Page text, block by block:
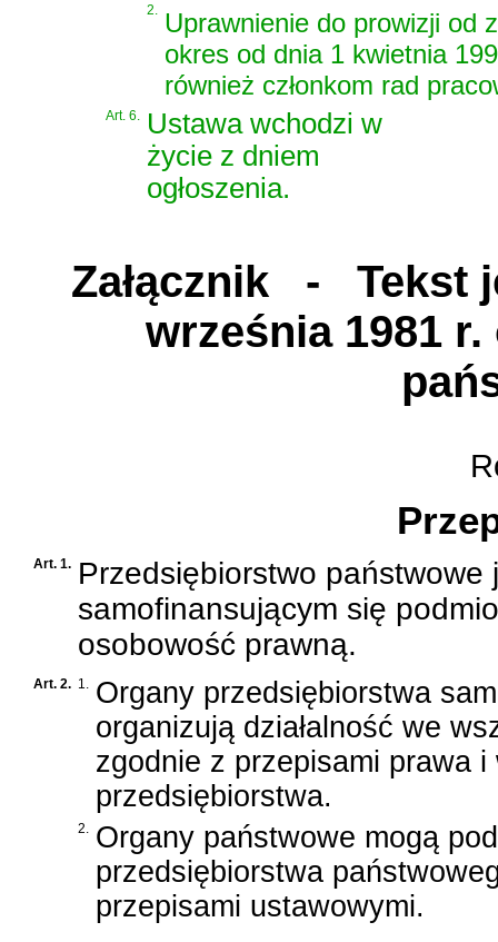
2.
Uprawnienie do prowizji od
okres od dnia 1 kwietnia
również członkom rad
Art. 6.
Ustawa wchodzi w
życie z dniem
ogłoszenia.
Załącznik- Tekst
września 1981
Art. 1. Przedsiębiorstwo
samofinansującym się
osobowość prawną.
Art. 2. 1.
Organy przedsiębiorstwa
organizują działalność we
zgodnie z przepisami prawa
przedsiębiorstwa.
2.
Organy państwowe mogą
przedsiębiorstwa
przepisami ustawowymi.